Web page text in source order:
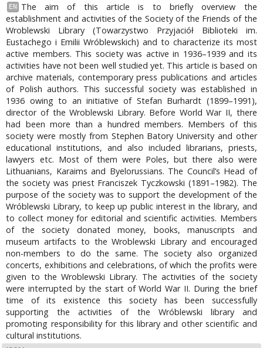
EN
The aim of this article is to briefly overview the
establishment and activities of the Society of the Friends of the
Wroblewski Library (Towarzystwo Przyjaciół Biblioteki im.
Eustachego i Emilii Wróblewskich) and to characterize its most
active members. This society was active in 1936–1939 and its
activities have not been well studied yet. This article is based on
archive materials, contemporary press publications and articles
of Polish authors. This successful society was established in
1936 owing to an initiative of Stefan Burhardt (1899–1991),
director of the Wroblewski Library. Before World War II, there
had been more than a hundred members. Members of this
society were mostly from Stephen Batory University and other
educational institutions, and also included librarians, priests,
lawyers etc. Most of them were Poles, but there also were
Lithuanians, Karaims and Byelorussians. The Council’s Head of
the society was priest Franciszek Tyczkowski (1891–1982). The
purpose of the society was to support the development of the
Wróblewski Library, to keep up public interest in the library, and
to collect money for editorial and scientific activities. Members
of the society donated money, books, manuscripts and
museum artifacts to the Wroblewski Library and encouraged
non-members to do the same. The society also organized
concerts, exhibitions and celebrations, of which the profits were
given to the Wroblewski Library. The activities of the society
were interrupted by the start of World War II. During the brief
time of its existence this society has been successfully
supporting the activities of the Wróblewski library and
promoting responsibility for this library and other scientific and
cultural institutions.